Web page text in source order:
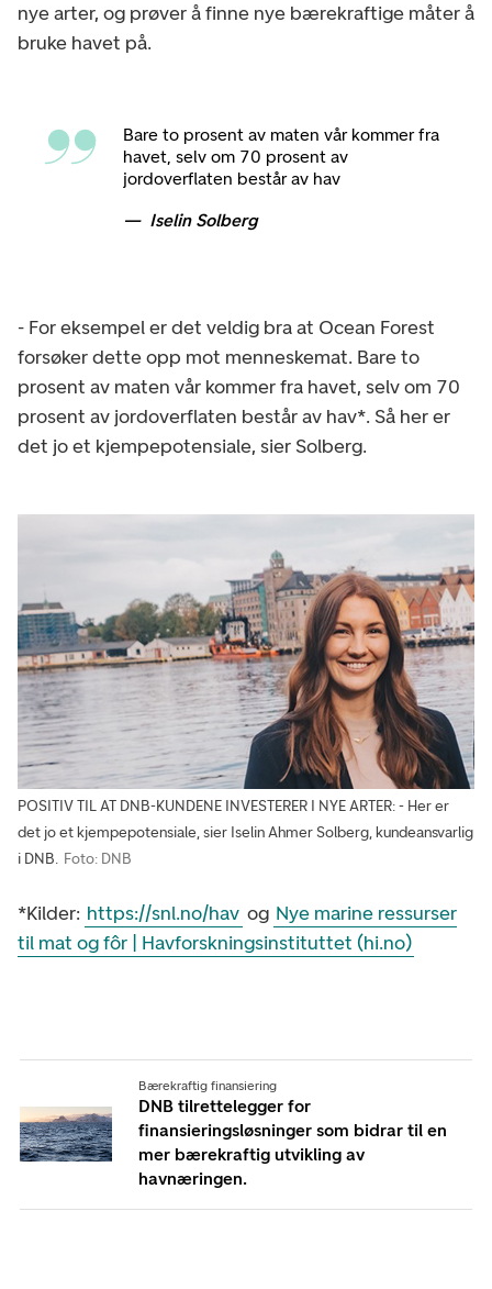
nye arter, og prøver å finne nye bærekraftige måter å
bruke havet på.
Bare to prosent av maten vår kommer fra
havet, selv om 70 prosent av
jordoverflaten består av hav
Iselin Solberg
- For eksempel er det veldig bra at Ocean Forest
forsøker dette opp mot menneskemat. Bare to
prosent av maten vår kommer fra havet, selv om 70
prosent av jordoverflaten består av hav*. Så her er
det jo et kjempepotensiale, sier Solberg.
POSITIV TIL AT DNB-KUNDENE INVESTERER I NYE ARTER: - Her er
det jo et kjempepotensiale, sier Iselin Ahmer Solberg, kundeansvarlig
i DNB. Foto: DNB
*Kilder: https://snl.no/hav og Nye marine ressurser
til mat og fôr | Havforskningsinstituttet (hi.no)
Bærekraftig finansiering
DNB tilrettelegger for
finansieringsløsninger som bidrar til en
mer bærekraftig utvikling av
havnæringen.